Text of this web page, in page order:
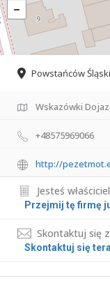
Powstańców
Wskazówki
+48575969066
http://
Jesteś
Przejmij tę firmę
Skontaktuj się
Skontaktuj się